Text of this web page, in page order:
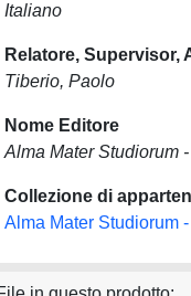
Italiano
Relatore, Supervisor,
Tiberio, Paolo
Nome Editore
Alma Mater Studiorum
Collezione di
Alma Mater Studiorum